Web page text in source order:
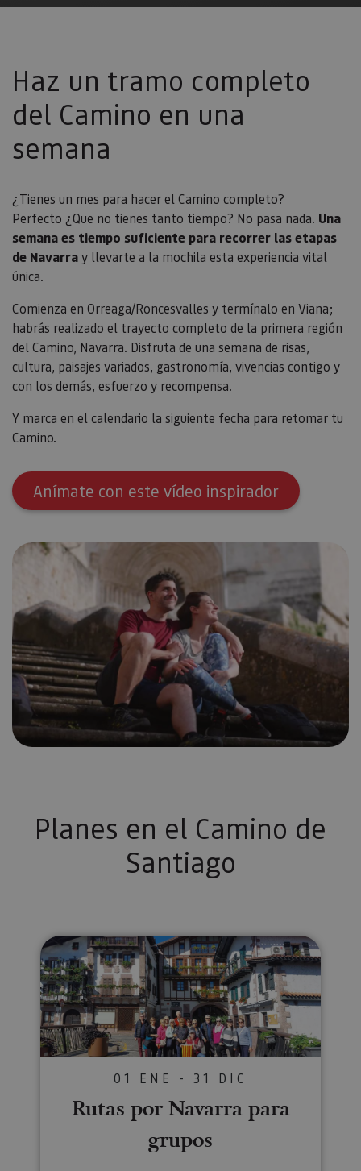
Haz un tramo completo
del Camino en una
semana
¿Tienes un mes para hacer el Camino completo?
Perfecto ¿Que no tienes tanto tiempo? No pasa nada. Una
semana es tiempo suficiente para recorrer las etapas
de Navarray llevarte a la mochila esta experiencia vital
única.
Comienza en Orreaga/Roncesvalles y termínalo en Viana;
habrás realizado el trayecto completo de la primera región
del Camino, Navarra. Disfruta de una semana de risas,
cultura, paisajes variados, gastronomía, vivencias contigo y
con los demás, esfuerzo y recompensa.
Y marca en el calendario la siguiente fecha para retomar tu
Camino.
Anímate con este vídeo inspirador
Planes en el Camino de
Santiago
Rutas por Navarra para grupos
01 ENE - 31 DIC
Rutas por Navarra para
grupos